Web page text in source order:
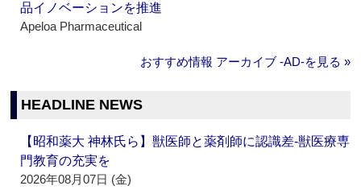
品イノベーションを推進
Apeloa Pharmaceutical
おすすめ情報 アーカイブ ‐AD‐を見る »
HEADLINE NEWS
【昭和薬大 神林氏ら】獣医師と薬剤師に認識差‐獣医療専
門教育の充実を
2026年08月07日 (金)